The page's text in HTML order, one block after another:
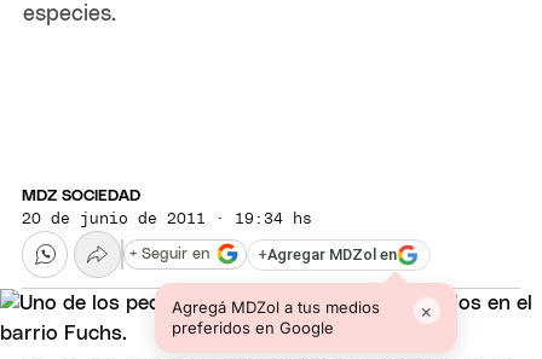
especies.
MDZ SOCIEDAD
20 de junio de 2011 · 19:34 hs
+Agregar MDZol en
Agregá MDZol a tus medios
preferidos en Google
×
+ Seguir en